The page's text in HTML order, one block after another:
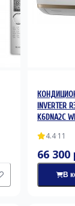
INVERTER
K6DNA2C
4.4·11
66 300
В